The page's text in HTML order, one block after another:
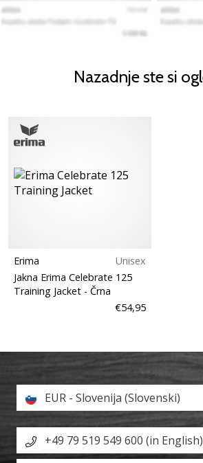
Nazadnje ste si
Erima
Unisex
Jakna Erima Celebrate 125
Training Jacket - Črna
€54,95
EUR - Slovenija (Slovenski)
+49 79 519 549 600 (in English)